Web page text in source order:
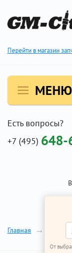
Перейти в магазин
МЕНЮ
Есть вопросы?
+7 (495) 648-
От
Главная